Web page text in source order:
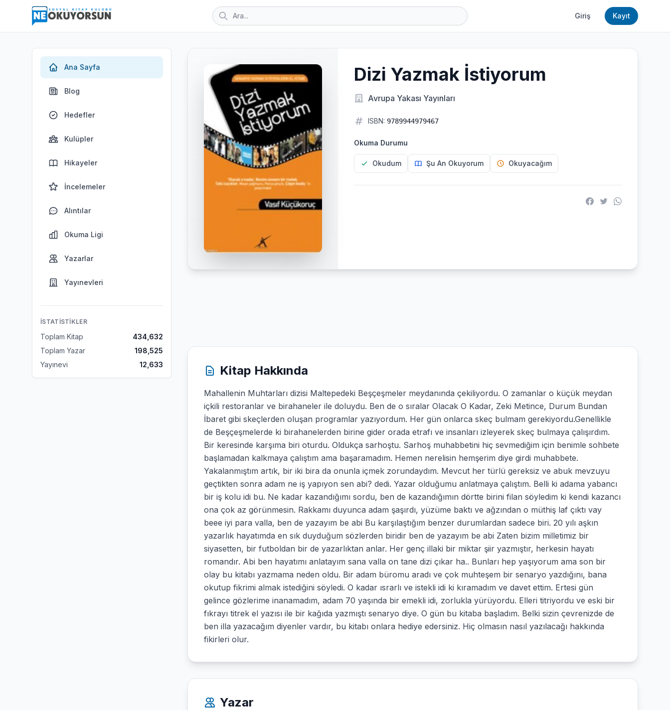
Giriş Kayıt
Ana Sayfa
Blog
Hedefler
Kulüpler
Hikayeler
İncelemeler
Alıntılar
Okuma Ligi
Yazarlar
Yayınevleri
İSTATISTIKLER
Toplam Kitap
434,632
Toplam Yazar
198,525
Yayınevi
12,633
Dizi Yazmak İstiyorum
Avrupa Yakası Yayınları
ISBN: 9789944979467
Okuma Durumu
Okudum Şu An Okuyorum Okuyacağım
Kitap Hakkında
Mahallenin Muhtarları dizisi Maltepedeki Beşçeşmeler meydanında çekiliyordu. O zamanlar o küçük meydan
içkili restoranlar ve birahaneler ile doluydu. Ben de o sıralar Olacak O Kadar, Zeki Metince, Durum Bundan
İbaret gibi skeçlerden oluşan programlar yazıyordum. Her gün onlarca skeç bulmam gerekiyordu.Genellikle
de Beşçeşmelerde ki birahanelerden birine gider orada etrafı ve insanları izleyerek skeç bulmaya çalışırdım.
Bir keresinde karşıma biri oturdu. Oldukça sarhoştu. Sarhoş muhabbetini hiç sevmediğim için benimle sohbete
başlamadan kalkmaya çalıştım ama başaramadım. Hemen nerelisin hemşerim diye girdi muhabbete.
Yakalanmıştım artık, bir iki bira da onunla içmek zorundaydım. Mevcut her türlü gereksiz ve abuk mevzuyu
geçtikten sonra adam ne iş yapıyon sen abi? dedi. Yazar olduğumu anlatmaya çalıştım. Belli ki adama yabancı
bir iş kolu idi bu. Ne kadar kazandığımı sordu, ben de kazandığımın dörtte birini filan söyledim ki kendi kazancı
ona çok az görünmesin. Rakkamı duyunca adam şaşırdı, yüzüme baktı ve ağzından o müthiş laf çıktı vay
beee iyi para valla, ben de yazayım be abi Bu karşılaştığım benzer durumlardan sadece biri. 20 yılı aşkın
yazarlık hayatımda en sık duyduğum sözlerden biridir ben de yazayım be abi Zaten bizim milletimiz bir
siyasetten, bir futboldan bir de yazarlıktan anlar. Her genç illaki bir miktar şiir yazmıştır, herkesin hayatı
romandır. Abi ben hayatımı anlatayım sana valla on tane dizi çıkar ha.. Bunları hep yaşıyorum ama son bir
olay bu kitabı yazmama neden oldu. Bir adam büromu aradı ve çok muhteşem bir senaryo yazdığını, bana
okutup fikrimi almak istediğini söyledi. O kadar ısrarlı ve istekli idi ki kıramadım ve davet ettim. Ertesi gün
gelince gözlerime inanamadım, adam 70 yaşında bir emekli idi, zorlukla yürüyordu. Elleri titriyordu ve eski bir
fıkrayı titrek el yazısı ile bir kağıda yazmıştı senaryo diye. O gün bu kitaba başladım. Belki sizin çevrenizde de
ben illa yazacağım diyenler vardır, bu kitabı onlara hediye edersiniz. Hiç olmasın nasıl yazılacağı hakkında
fikirleri olur.
Yazar